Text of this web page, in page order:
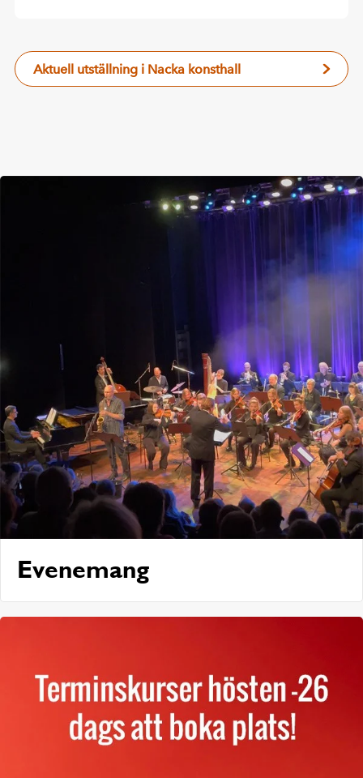
Aktuell utställning i Nacka konsthall
Evenemang